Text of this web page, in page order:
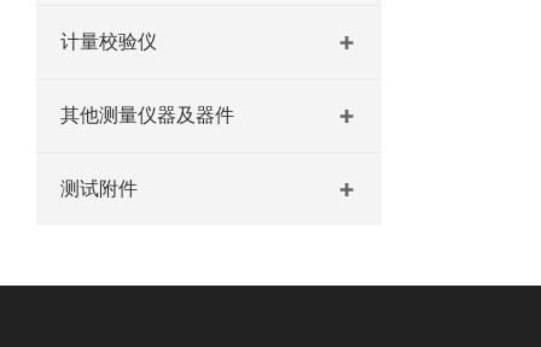
计量校验仪
其他测量仪器及器件
测试附件